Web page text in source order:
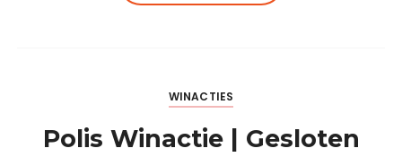
WINACTIES
Polis Winactie | Gesloten